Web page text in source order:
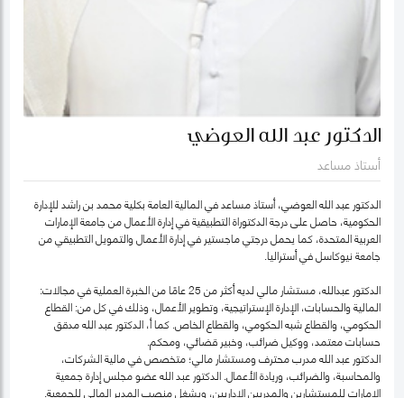
الدكتور عبد الله العوضي
أستاذ مساعد
الدكتور عبد الله العوضي، أستاذ مساعد في المالية العامة بكلية محمد بن راشد للإدارة
الحكومية، حاصل على درجة الدكتوراة التطبيقية في إدارة الأعمال من جامعة الإمارات
العربية المتحدة، كما يحمل درجتي ماجستير في إدارة الأعمال والتمويل التطبيقي من
جامعة نيوكاسل في أستراليا.
الدكتور عبدالله، مستشار مالي لديه أكثر من 25 عامًا من الخبرة العملية في مجالات:
المالية والحسابات، الإدارة الإستراتيجية، وتطوير الأعمال، وذلك في كل من: القطاع
الحكومي، والقطاع شبه الحكومي، والقطاع الخاص. كما أ، الدكتور عبد الله مدقق
حسابات معتمد، ووكيل ضرائب، وخبير قضائي، ومحكم.
الدكتور عبد الله مدرب محترف ومستشار مالي؛ متخصص في مالية الشركات،
والمحاسبة، والضرائب، وريادة الأعمال. الدكتور عبد الله عضو مجلس إدارة جمعية
الإمارات للمستشارين والمدربين الإداريين، ويشغل منصب المدير المالي للجمعية.